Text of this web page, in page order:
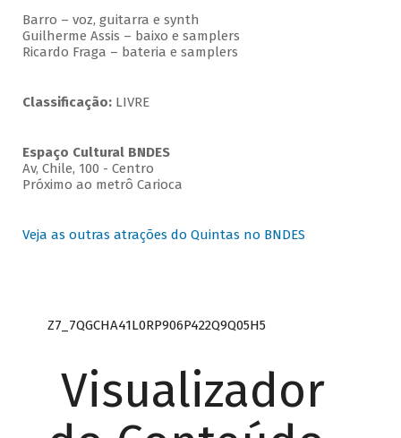
Barro – voz, guitarra e synth
Guilherme Assis – baixo e samplers
Ricardo Fraga – bateria e samplers
Classificação: LIVRE
Espaço Cultural BNDES
Av, Chile, 100 - Centro
Próximo ao metrô Carioca
Veja as outras atrações do Quintas no BNDES
Z7_7QGCHA41L0RP906P422Q9Q05H5
Visualizador